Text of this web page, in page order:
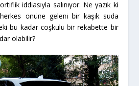
iddiasıyla salınıyor. Ne yazık ki
önüne geleni bir kaşık suda
bu kadar coşkulu bir rekabette bir
olabilir?